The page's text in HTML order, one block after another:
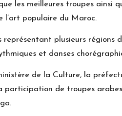
les meilleures troupes ainsi
l’art populaire du Maroc.
plusieurs
et danses
de la Culture, la
de troupes